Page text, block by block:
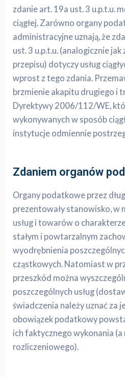
zdanie art. 19a ust. 3 u.p.t.u.
ciągłej. Zarówno organy
administracyjne uznają, że
ust. 3 u.p.t.u. (analogicznie
przepisu) dotyczy usług
wprost z tego zdania.
brzmienie akapitu drugiego i
Dyrektywy 2006/112/WE,
wykonywanych w sposób
instytucje odmiennie
Zdaniem organów
Organy podatkowe przez
prezentowały stanowisko, w
usług i towarów o
stałym i powtarzalnym
wyodrębnienia
cząstkowych. Natomiast w
przeszkód można
poszczególnych usług
świadczenia należy uznać za
obowiązek podatkowy
ich faktycznego wykonania (a
rozliczeniowego).